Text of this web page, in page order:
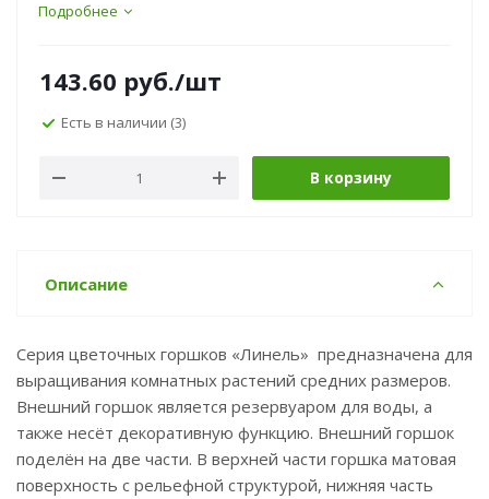
Подробнее
143.60 руб./шт
Есть в наличии (3)
В корзину
Описание
Серия цветочных горшков «Линель» предназначена для
выращивания комнатных растений средних размеров.
Внешний горшок является резервуаром для воды, а
также несёт декоративную функцию. Внешний горшок
поделён на две части. В верхней части горшка матовая
поверхность с рельефной структурой, нижняя часть